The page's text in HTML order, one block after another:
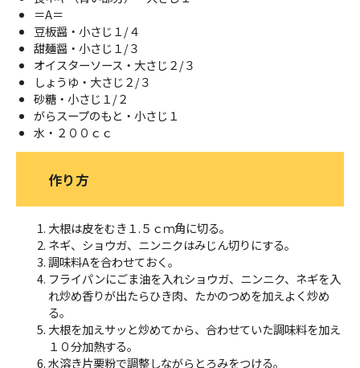
＝A＝
豆板醤・小さじ１/４
甜麺醤・小さじ１/３
オイスターソース・大さじ２/３
しょうゆ・大さじ２/３
砂糖・小さじ１/２
がらスープのもと・小さじ１
水・２００ｃｃ
作り方
大根は皮をむき１.５ｃｍ角に切る。
ネギ、ショウガ、ニンニクはみじん切りにする。
調味料Aを合わせておく。
フライパンにごま油を入れショウガ、ニンニク、ネギを入
れ炒め香りが出たらひき肉、たかのつめを加えよく炒め
る。
大根を加えサッと炒めてから、合わせていた調味料を加え
１０分加熱する。
水溶き片栗粉で調整しながらとろみをつける。